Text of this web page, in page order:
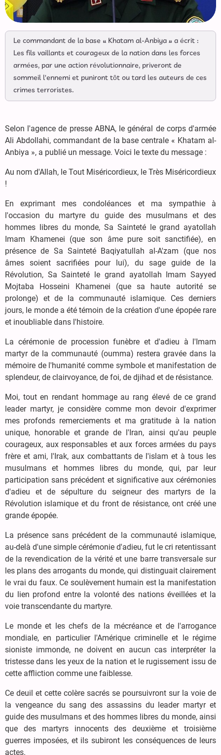
Le commandant de la base « Khatam al-Anbiya » a écrit :
Les fils vaillants et courageux de la nation dans les forces
armées, par une action révolutionnaire, priveront de
sommeil l'ennemi et puniront tôt ou tard les auteurs de ces
crimes terroristes.
Selon l'agence de presse ABNA, le général de corps d'armée
Ali Abdollahi, commandant de la base centrale « Khatam al-
Anbiya », a publié un message. Voici le texte du message :
Au nom d'Allah, le Tout Miséricordieux, le Très Miséricordieux
!
En exprimant mes condoléances et ma sympathie à
l'occasion du martyre du guide des musulmans et des
hommes libres du monde, Sa Sainteté le grand ayatollah
Imam Khamenei (que son âme pure soit sanctifiée), en
présence de Sa Sainteté Baqiyatullah al-A'zam (que nos
âmes soient sacrifiées pour lui), du sage guide de la
Révolution, Sa Sainteté le grand ayatollah Imam Sayyed
Mojtaba Hosseini Khamenei (que sa haute autorité se
prolonge) et de la communauté islamique. Ces derniers
jours, le monde a été témoin de la création d'une épopée rare
et inoubliable dans l'histoire.
La cérémonie de procession funèbre et d'adieu à l'Imam
martyr de la communauté (oumma) restera gravée dans la
mémoire de l'humanité comme symbole et manifestation de
splendeur, de clairvoyance, de foi, de djihad et de résistance.
Moi, tout en rendant hommage au rang élevé de ce grand
leader martyr, je considère comme mon devoir d'exprimer
mes profonds remerciements et ma gratitude à la nation
unique, honorable et grande de l'Iran, ainsi qu'au peuple
courageux, aux responsables et aux forces armées du pays
frère et ami, l'Irak, aux combattants de l'islam et à tous les
musulmans et hommes libres du monde, qui, par leur
participation sans précédent et significative aux cérémonies
d'adieu et de sépulture du seigneur des martyrs de la
Révolution islamique et du front de résistance, ont créé une
grande épopée.
La présence sans précédent de la communauté islamique,
au-delà d'une simple cérémonie d'adieu, fut le cri retentissant
de la revendication de la vérité et une barre transversale sur
les plans des arrogants du monde, qui distinguait clairement
le vrai du faux. Ce soulèvement humain est la manifestation
du lien profond entre la volonté des nations éveillées et la
voie transcendante du martyre.
Le monde et les chefs de la mécréance et de l'arrogance
mondiale, en particulier l'Amérique criminelle et le régime
sioniste immonde, ne doivent en aucun cas interpréter la
tristesse dans les yeux de la nation et le rugissement issu de
cette affliction comme une faiblesse.
Ce deuil et cette colère sacrés se poursuivront sur la voie de
la vengeance du sang des assassins du leader martyr et
guide des musulmans et des hommes libres du monde, ainsi
que des martyrs innocents des deuxième et troisième
guerres imposées, et ils subiront les conséquences de leurs
actes.